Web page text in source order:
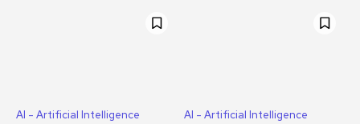
AI - Artificial Intelligence AI - Artificial Intelligence